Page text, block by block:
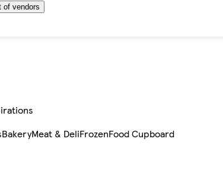
of vendors
BakeryMeat & DeliFrozenFood Cupboard